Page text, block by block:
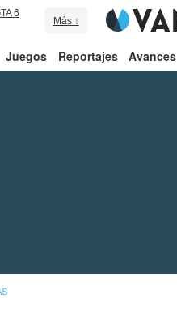
6
Más ↓
Juegos Reportajes Avances